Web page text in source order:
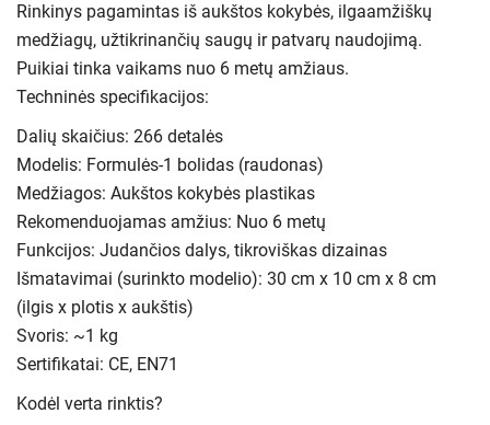
Rinkinys pagamintas iš aukštos kokybės, ilgaamžiškų
medžiagų, užtikrinančių saugų ir patvarų naudojimą.
Puikiai tinka vaikams nuo 6 metų amžiaus.
Techninės specifikacijos:
Dalių skaičius: 266 detalės
Modelis: Formulės-1 bolidas (raudonas)
Medžiagos: Aukštos kokybės plastikas
Rekomenduojamas amžius: Nuo 6 metų
Funkcijos: Judančios dalys, tikroviškas dizainas
Išmatavimai (surinkto modelio): 30 cm x 10 cm x 8 cm
(ilgis x plotis x aukštis)
Svoris: ~1 kg
Sertifikatai: CE, EN71
Kodėl verta rinktis?